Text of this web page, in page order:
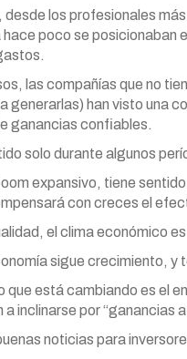
desde los profesionales
poco se posicionaban
las compañías que no
generarlas) han visto una
ganancias confiables.
solo durante algunos
expansivo, tiene
con creces el
el clima económico
sigue crecimiento, y
que está cambiando es el
inclinarse por “ganancias
noticias para